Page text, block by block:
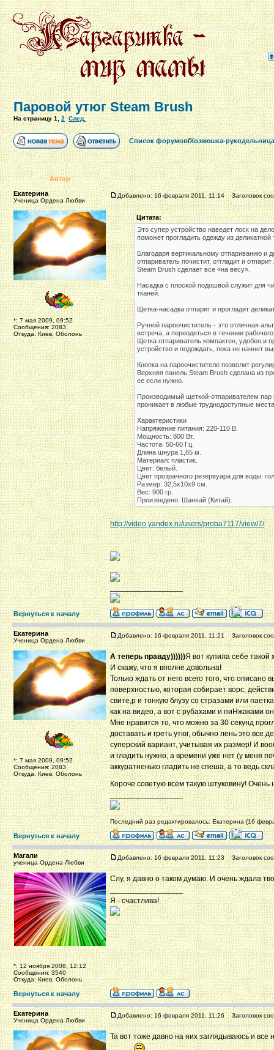
Паровой утюг Steam Brush
На страницу1,2 След.
Список форумов/Хозяюшка-рукодельница
Автор
Екатерина
Ученица Ордена Любви
*: 7 мая 2009, 09:52
Сообщения: 2083
Откуда: Киев, Оболонь
Добавлено: 16 февраля 2011, 11:14 Заголовок
Цитата:
Это супер устройство наведет лоск на
поможет прогладить одежду из
Благодаря вертикальному отпариванию и
отпариватель почистит, отгладит и
Steam Brush сделает все «на весу».
Насадка с плоской подошвой служит для
тканей.
Щетка-насадка отпарит и прогладит
Ручной пароочиститель - это отличная
встреча, а переодеться в течении
Щетка отпариватель компактен, удобен и
устройство и подождать, пока не начнет
Кнопка на пароочистителе позволит
Верхняя панель Steam Brush сделана из
ее если нужно.
Производимый щеткой-отпаривателем
проникает в любые труднодоступные
Характеристики
Напряжение питания: 220-110 В.
Мощность: 800 Вт.
Частота: 50-60 Гц.
Длина шнура 1,65 м.
Материал: пластик.
Цвет: белый.
Цвет прозрачного резервуара для воды:
Размер: 32,5х10х9 см.
Вес: 900 гр.
Произведено: Шанхай (Китай).
http://video.yandex.ru/users/proba7117/view/7/
_________________
Вернуться к началу
Екатерина
Ученица Ордена Любви
*: 7 мая 2009, 09:52
Сообщения: 2083
Откуда: Киев, Оболонь
Добавлено: 16 февраля 2011, 11:21 Заголовок
А теперь правду))))))Я вот купила себе такой
И скажу, что я вполне довольна!
Только ждать от него всего того, что
поверхностью, которая собирает ворс,
свите,р и тонкую блузу со стразами или
как на видео, а вот с рубахами и пиНжаками
Мне нравится то, что можно за 30 секунд
доставать и греть утюг, обычно лень это все
суперский вариант, учитывая их размер! И
и гладить нужно, а времени уже нет (у меня
аккуратненько гладить не спеша, а то ведь
Короче советую всем такую штуковину!
_________________
Последний раз редактировалось: Екатерина (16
Вернуться к началу
Магали
ученица Ордена Любви
*: 12 ноября 2008, 12:12
Сообщения: 3540
Откуда: Киев, Оболонь
Добавлено: 16 февраля 2011, 11:23 Заголовок
Слу, я давно о таком думаю. И очень ждала
_________________
Я - счастлива!
Вернуться к началу
Екатерина
Ученица Ордена Любви
Добавлено: 16 февраля 2011, 11:26 Заголовок
Та вот тоже давно на них заглядываюсь и